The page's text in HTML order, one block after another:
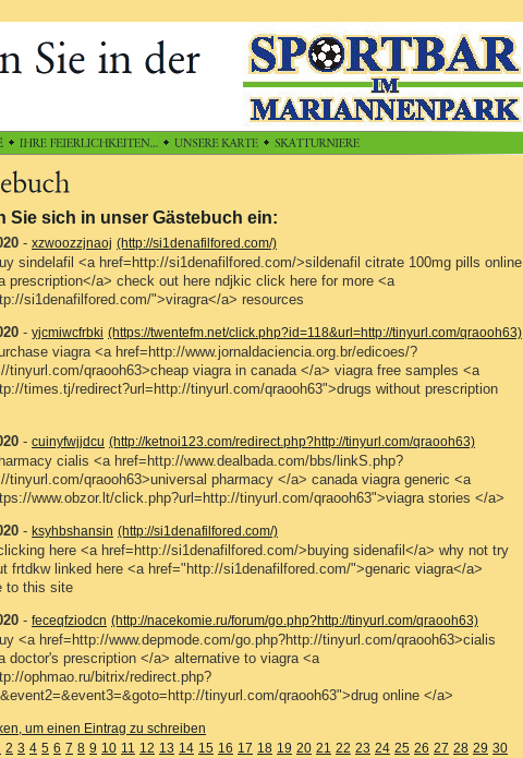
Sie sich in unser Gästebuch ein:
- xzwoozzjnaoj (http://si1denafilfored.com/)
sindelafil <a href=http://si1denafilfored.com/>sildenafil citrate 100mg pills online
prescription</a> check out here ndjkic click here for more <a
si1denafilfored.com/">viragra</a> resources
- yjcmiwcfrbki (https://twentefm.net/click.php?id=118&url=http://tinyurl.com/qraooh63)
viagra <a href=http://www.jornaldaciencia.org.br/edicoes/?
tinyurl.com/qraooh63>cheap viagra in canada </a> viagra free samples <a
times.tj/redirect?url=http://tinyurl.com/qraooh63">drugs without prescription
- cuinyfwjjdcu (http://ketnoi123.com/redirect.php?http://tinyurl.com/qraooh63)
cialis <a href=http://www.dealbada.com/bbs/linkS.php?
tinyurl.com/qraooh63>universal pharmacy </a> canada viagra generic <a
www.obzor.lt/click.php?url=http://tinyurl.com/qraooh63">viagra stories </a>
- ksyhbshansin (http://si1denafilfored.com/)
here <a href=http://si1denafilfored.com/>buying sidenafil</a> why not try
frtdkw linked here <a href="http://si1denafilfored.com/">genaric viagra</a>
to this site
- feceqfziodcn (http://nacekomie.ru/forum/go.php?http://tinyurl.com/qraooh63)
<a href=http://www.depmode.com/go.php?http://tinyurl.com/qraooh63>cialis
doctor's prescription </a> alternative to viagra <a
ophmao.ru/bitrix/redirect.php?
tinyurl.com/qraooh63">drug online </a>
um einen Eintrag zu schreiben
2 3 4 5 6 7 8 9 10 11 12 13 14 15 16 17 18 19 20 21 22 23 24 25 26 27 28 29 30